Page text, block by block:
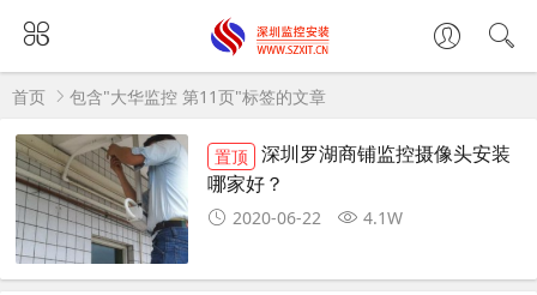
首页 包含"大华监控 第11页"标签的文章
置顶
深圳罗湖商铺监控摄像头安装
哪家好？
2020-06-22 4.1W